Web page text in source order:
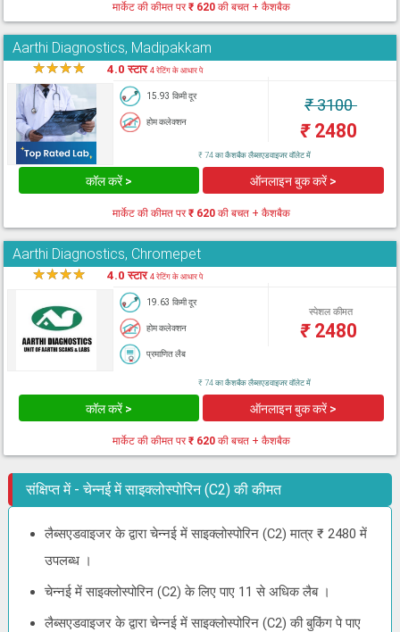
मार्केट की कीमत पर₹ 620की बचत + कैशबैक
Aarthi Diagnostics, Madipakkam
★★★★ 4.0 स्टार4 रेटिंग के आधार पे
15.93 किमी दूर
होम कलेक्शन
₹3100
₹2480
₹ 74 का कैशबैक लैब्सएडवाइजर वॉलेट में
कॉल करें > ऑनलाइन बुक करें >
मार्केट की कीमत पर₹ 620की बचत + कैशबैक
Aarthi Diagnostics, Chromepet
★★★★ 4.0 स्टार4 रेटिंग के आधार पे
19.63 किमी दूर
होम कलेक्शन
प्रमाणित लैब
स्पेशल कीमत
₹2480
₹ 74 का कैशबैक लैब्सएडवाइजर वॉलेट में
कॉल करें > ऑनलाइन बुक करें >
मार्केट की कीमत पर₹ 620की बचत + कैशबैक
संक्षिप्त में - चेन्नई में साइक्लोस्पोरिन (C2) की कीमत
लैब्सएडवाइजर के द्वारा चेन्नई में साइक्लोस्पोरिन (C2) मात्र ₹ 2480 में
उपलब्ध ।
चेन्नई में साइक्लोस्पोरिन (C2) के लिए पाए 11 से अधिक लैब ।
लैब्सएडवाइजर के द्वारा चेन्नई में साइक्लोस्पोरिन (C2) की बुकिंग पे पाए